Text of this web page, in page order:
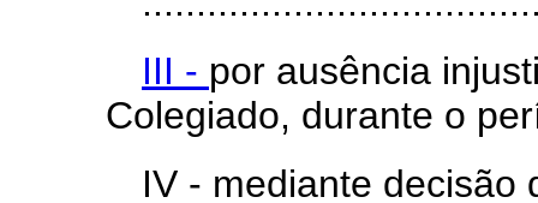
III - por ausência
Colegiado, durante o
IV - mediante decisão